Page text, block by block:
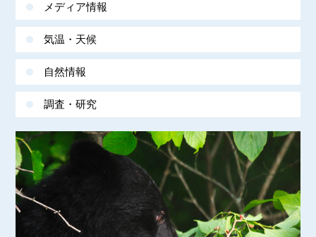
メディア情報
気温・天候
自然情報
調査・研究